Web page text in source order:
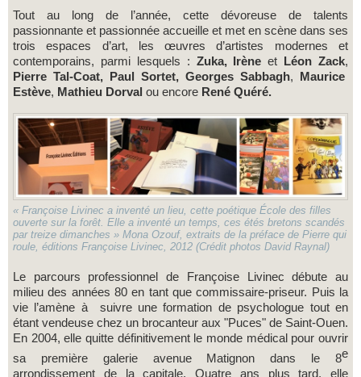
Tout au long de l’année, cette dévoreuse de talents
passionnante et passionnée accueille et met en scène dans ses
trois espaces d’art, les œuvres d’artistes modernes et
contemporains, parmi lesquels : Zuka, Irène et Léon Zack,
Pierre Tal-Coat, Paul Sortet, Georges Sabbagh, Maurice
Estève, Mathieu Dorval ou encore René Quéré.
« Françoise Livinec a inventé un lieu, cette poétique École des filles
ouverte sur la forêt. Elle a inventé un temps, ces étés bretons scandés
par treize dimanches » Mona Ozouf, extraits de la préface de Pierre qui
roule, éditions Françoise Livinec, 2012 (Crédit photos David Raynal)
Le parcours professionnel de Françoise Livinec débute au
milieu des années 80 en tant que commissaire-priseur. Puis la
vie l’amène à suivre une formation de psychologue tout en
étant vendeuse chez un brocanteur aux "Puces" de Saint-Ouen.
En 2004, elle quitte définitivement le monde médical pour ouvrir
sa première galerie avenue Matignon dans le 8e
arrondissement de la capitale. Quatre ans plus tard, elle